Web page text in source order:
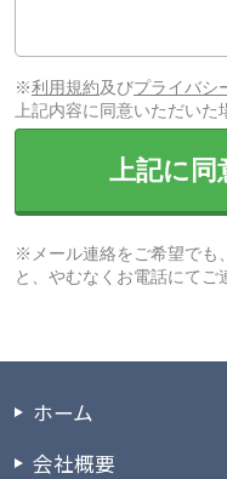
※利用規約及びプライバシ
上記内容に同意いただいた
上記に同
※メール連絡をご希望でも
と、やむなくお電話にてご
ホーム
会社概要